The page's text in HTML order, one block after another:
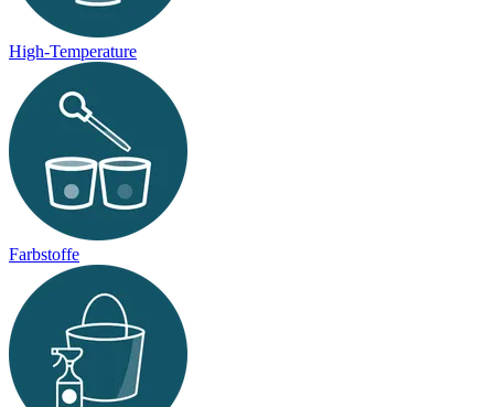
High-Temperature
Farbstoffe